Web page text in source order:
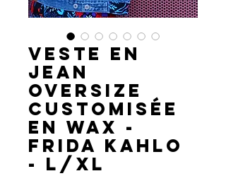
Veste en
Jean
Oversize
Customisée
en Wax -
FRIDA KAHLO
- L/XL